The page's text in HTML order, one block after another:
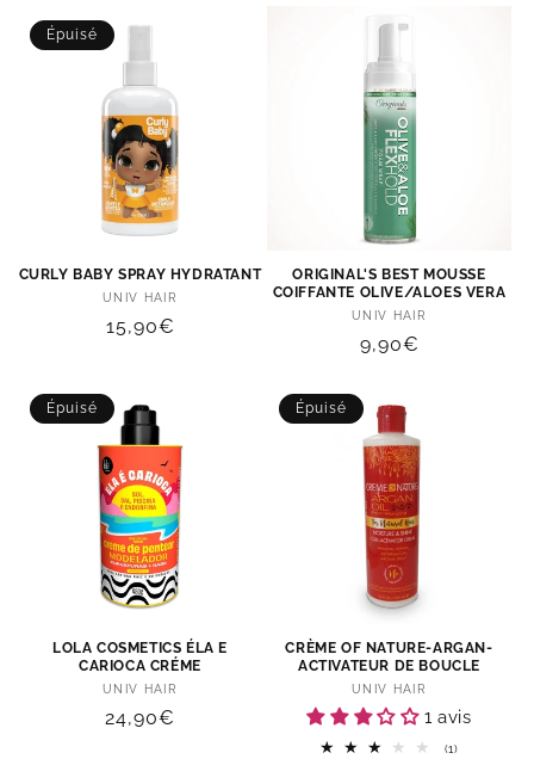
Épuisé
CURLY BABY SPRAY HYDRATANT
Distributeur :
UNIV HAIR
Prix
15,90€
ORIGINAL'S BEST MOUSSE
COIFFANTE OLIVE/ALOES VERA
Distributeur :
UNIV HAIR
Prix
9,90€
Épuisé
LOLA COSMETICS ÉLA E
CARIOCA CRÉME
Distributeur :
UNIV HAIR
Prix
24,90€
Épuisé
CRÈME OF NATURE-ARGAN-
ACTIVATEUR DE BOUCLE
Distributeur :
UNIV HAIR
1 avis
(1)1